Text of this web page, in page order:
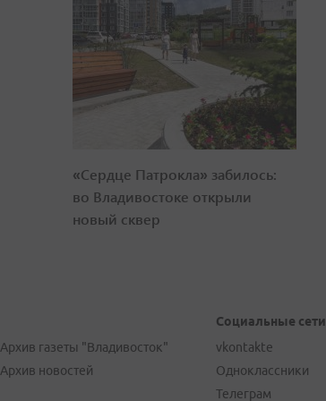
«Сердце Патрокла» забилось:
во Владивостоке открыли
новый сквер
Архив газеты "Владивосток"
Архив новостей
Социальные сети
vkontakte
Одноклассники
Телеграм